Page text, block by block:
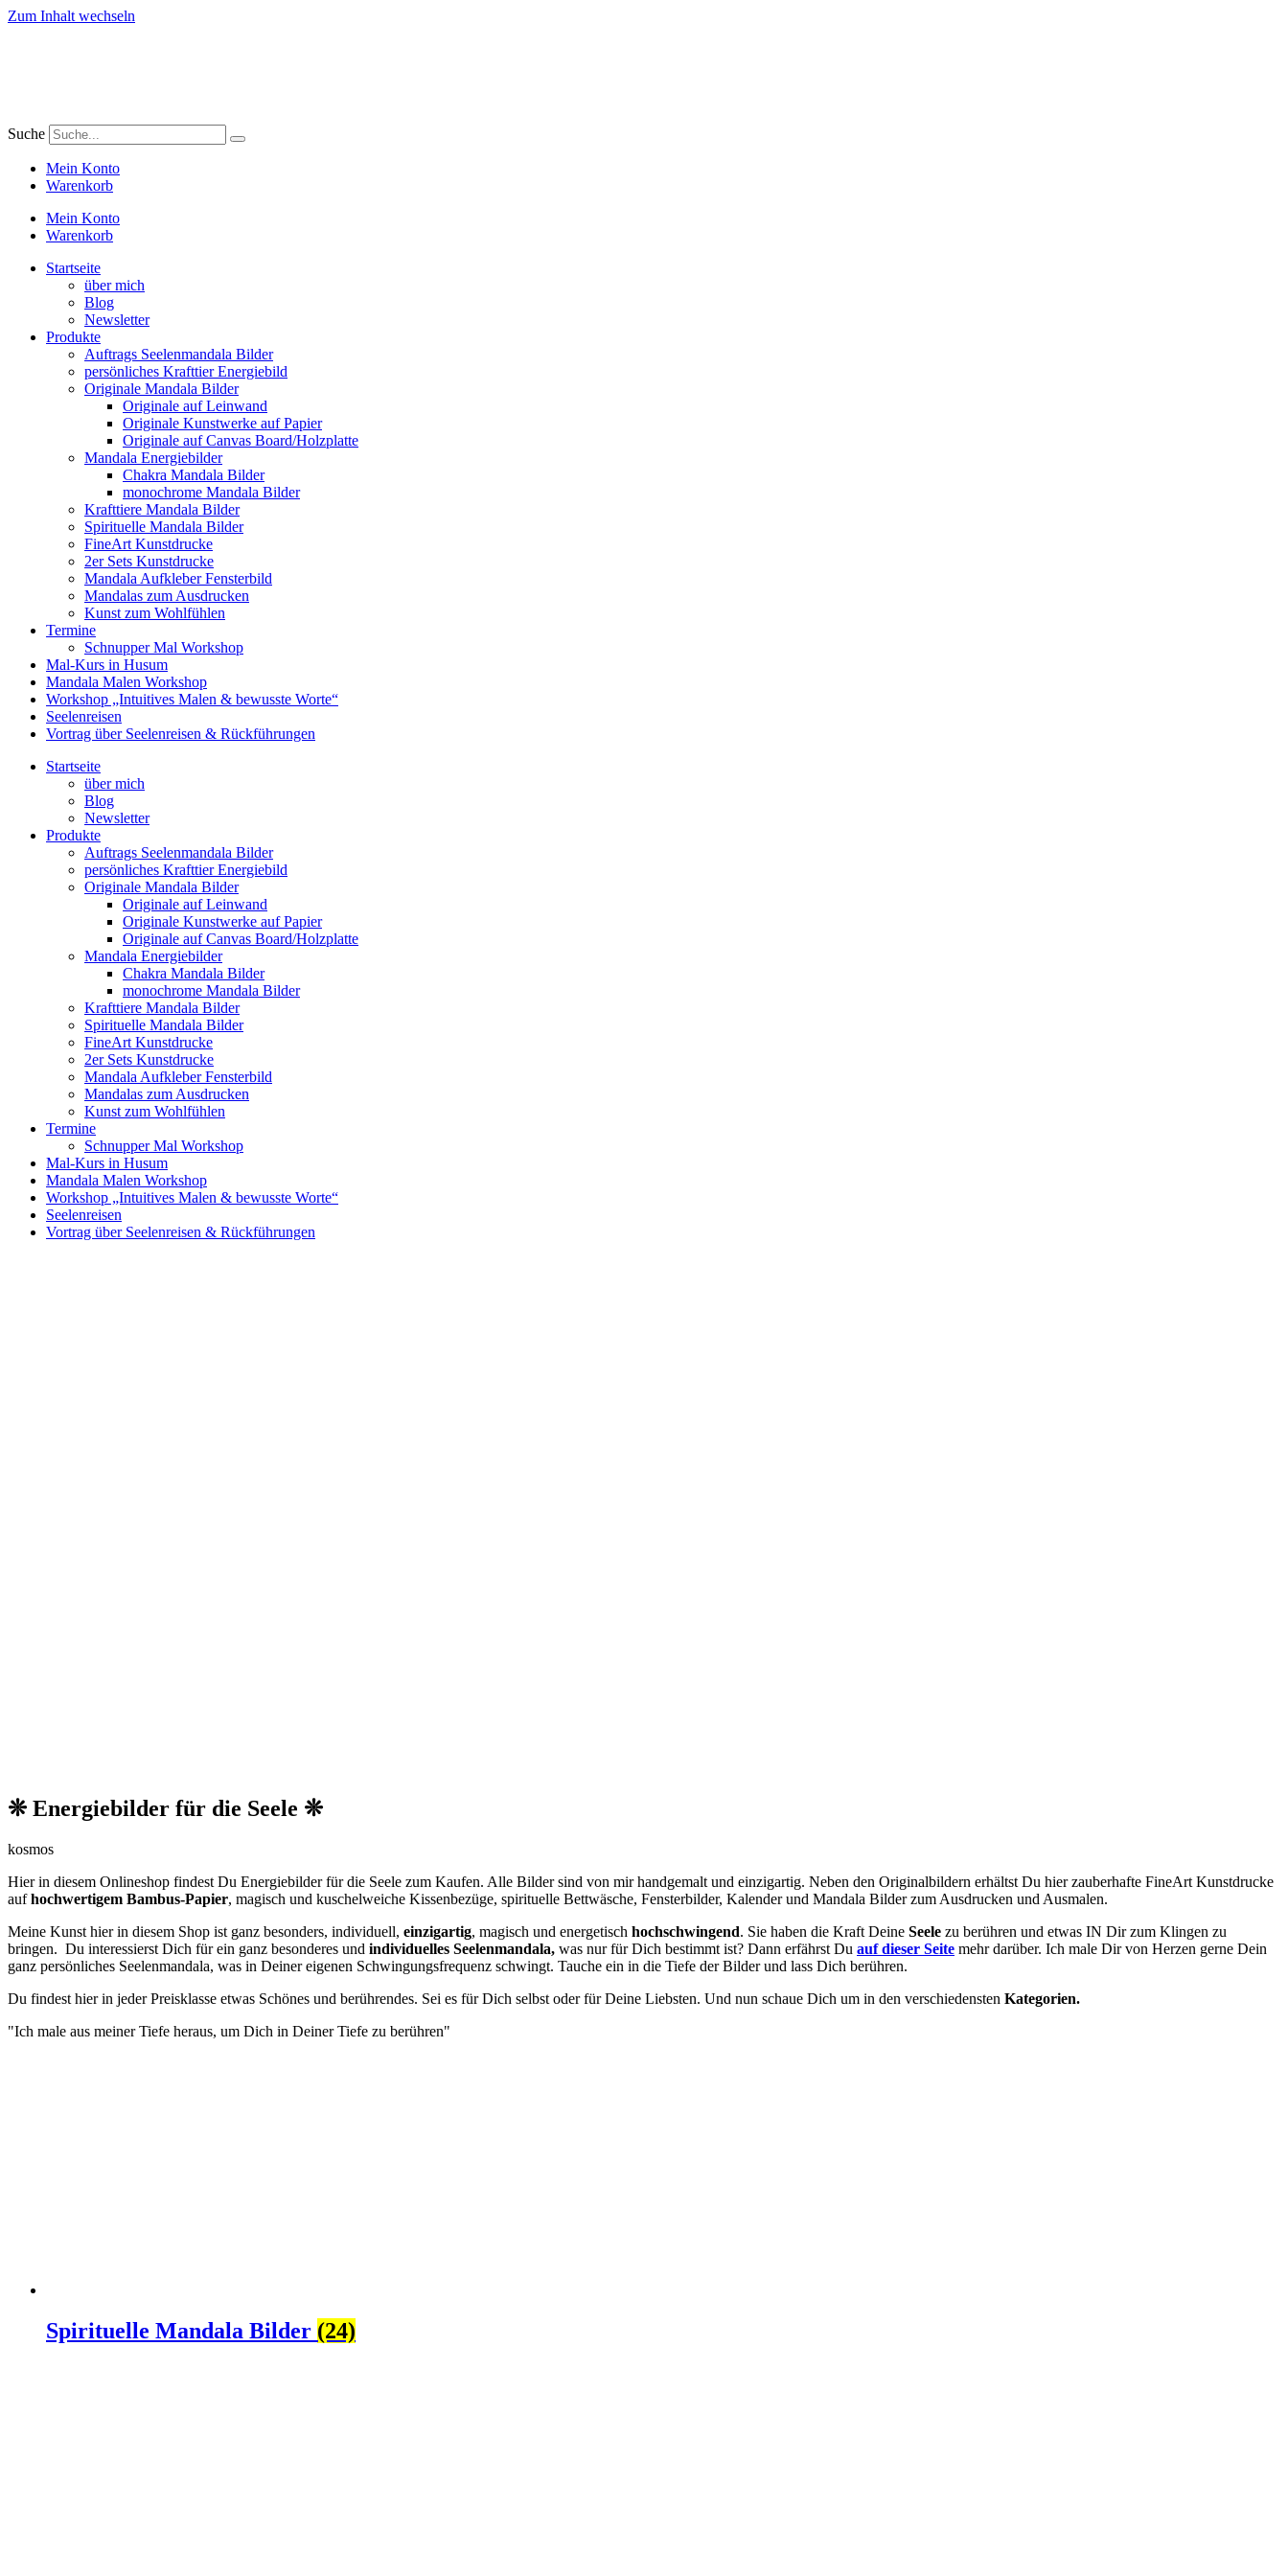
Zum Inhalt wechseln
Suche
Mein Konto
Warenkorb
Mein Konto
Warenkorb
Startseite
über mich
Blog
Newsletter
Produkte
Auftrags Seelenmandala Bilder
persönliches Krafttier Energiebild
Originale Mandala Bilder
Originale auf Leinwand
Originale Kunstwerke auf Papier
Originale auf Canvas Board/Holzplatte
Mandala Energiebilder
Chakra Mandala Bilder
monochrome Mandala Bilder
Krafttiere Mandala Bilder
Spirituelle Mandala Bilder
FineArt Kunstdrucke
2er Sets Kunstdrucke
Mandala Aufkleber Fensterbild
Mandalas zum Ausdrucken
Kunst zum Wohlfühlen
Termine
Schnupper Mal Workshop
Mal-Kurs in Husum
Mandala Malen Workshop
Workshop „Intuitives Malen & bewusste Worte“
Seelenreisen
Vortrag über Seelenreisen & Rückführungen
Startseite
über mich
Blog
Newsletter
Produkte
Auftrags Seelenmandala Bilder
persönliches Krafttier Energiebild
Originale Mandala Bilder
Originale auf Leinwand
Originale Kunstwerke auf Papier
Originale auf Canvas Board/Holzplatte
Mandala Energiebilder
Chakra Mandala Bilder
monochrome Mandala Bilder
Krafttiere Mandala Bilder
Spirituelle Mandala Bilder
FineArt Kunstdrucke
2er Sets Kunstdrucke
Mandala Aufkleber Fensterbild
Mandalas zum Ausdrucken
Kunst zum Wohlfühlen
Termine
Schnupper Mal Workshop
Mal-Kurs in Husum
Mandala Malen Workshop
Workshop „Intuitives Malen & bewusste Worte“
Seelenreisen
Vortrag über Seelenreisen & Rückführungen
❊ Energiebilder für die Seele ❊
kosmos
Hier in diesem Onlineshop findest Du Energiebilder für die Seele zum Kaufen. Alle Bilder sind von mir handgemalt und einzigartig. Neben den Originalbildern erhältst Du hier zauberhafte FineArt Kunstdrucke
aufhochwertigem Bambus-Papier, magisch und kuschelweiche Kissenbezüge, spirituelle Bettwäsche, Fensterbilder, Kalender und Mandala Bilder zum Ausdrucken und Ausmalen.
Meine Kunst hier in diesem Shop ist ganz besonders, individuell, einzigartig, magisch und energetisch hochschwingend. Sie haben die Kraft Deine Seele zu berühren und etwas IN Dir zum Klingen zu
bringen. Du interessierst Dich für ein ganz besonderes und individuelles Seelenmandala, was nur für Dich bestimmt ist? Dann erfährst Du auf dieser Seite mehr darüber. Ich male Dir von Herzen gerne Dein
ganz persönliches Seelenmandala, was in Deiner eigenen Schwingungsfrequenz schwingt. Tauche ein in die Tiefe der Bilder und lass Dich berühren.
Du findest hier in jeder Preisklasse etwas Schönes und berührendes. Sei es für Dich selbst oder für Deine Liebsten. Und nun schaue Dich um in den verschiedensten Kategorien.
"Ich male aus meiner Tiefe heraus, um Dich in Deiner Tiefe zu berühren"
Spirituelle Mandala Bilder (24)